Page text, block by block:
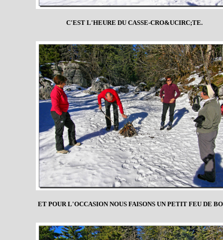
C'EST L'HEURE DU CASSE-CRO&UCIRC;TE.
ET POUR L'OCCASION NOUS FAISONS UN PETIT FEU DE